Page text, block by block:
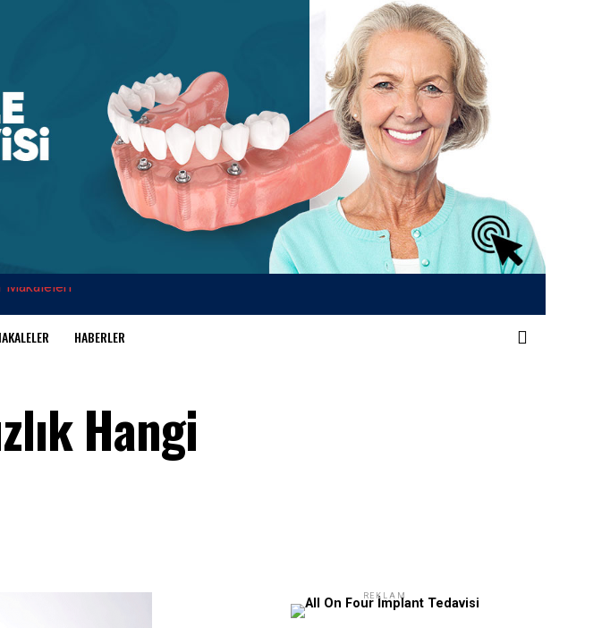
HABERLER
Hangi
REKLAM